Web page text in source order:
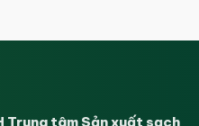
Trung tâm Sản xuất sạch